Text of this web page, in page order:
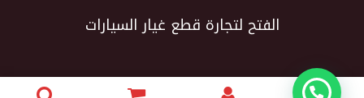
الفتح لتجارة قطع غيار السيارات